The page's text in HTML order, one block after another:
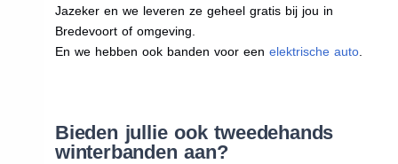
Jazeker en we leveren ze geheel gratis bij jou in
Bredevoort of omgeving.
En we hebben ook banden voor een elektrische auto.
Bieden jullie ook tweedehands
winterbanden aan?